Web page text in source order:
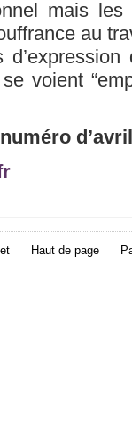
mais
au
voient
Haut de page